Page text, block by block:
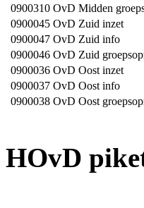
0900310 OvD Midden
0900045 OvD Zuid inzet
0900047 OvD Zuid info
0900046 OvD Zuid
0900036 OvD Oost inzet
0900037 OvD Oost info
0900038 OvD Oost
HOvD